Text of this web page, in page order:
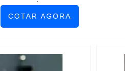
AUTOMÁTICOHá muitas
excelência em sua área de atu...
COTAR AGORA